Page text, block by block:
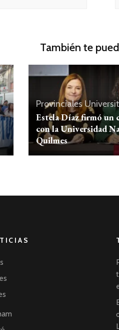
También te
Provinciales
Estela Díaz firmó un
con la Universidad
Quilmes